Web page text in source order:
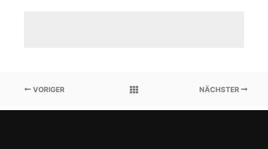
VORIGER NÄCHSTER